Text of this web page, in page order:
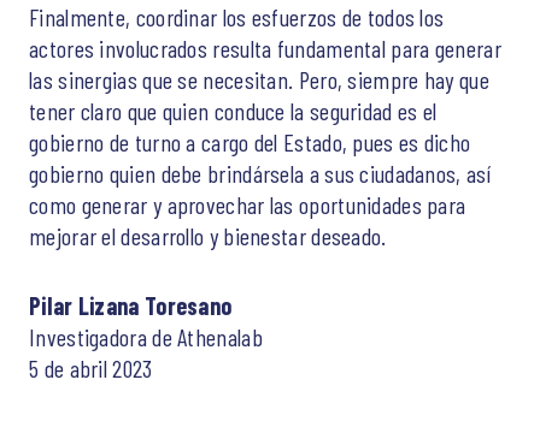
Finalmente, coordinar los esfuerzos de todos los
actores involucrados resulta fundamental para generar
las sinergias que se necesitan. Pero, siempre hay que
tener claro que quien conduce la seguridad es el
gobierno de turno a cargo del Estado, pues es dicho
gobierno quien debe brindársela a sus ciudadanos, así
como generar y aprovechar las oportunidades para
mejorar el desarrollo y bienestar deseado.
Pilar Lizana Toresano
Investigadora de Athenalab
5 de abril 2023